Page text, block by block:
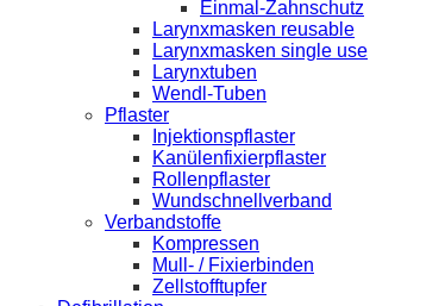
Einmal-Zahnschutz
Larynxmasken reusable
Larynxmasken single use
Larynxtuben
Wendl-Tuben
Pflaster
Injektionspflaster
Kanülenfixierpflaster
Rollenpflaster
Wundschnellverband
Verbandstoffe
Kompressen
Mull- / Fixierbinden
Zellstofftupfer